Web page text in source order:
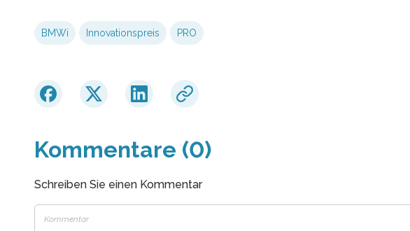
BMWi Innovationspreis PRO
Kommentare (0)
Schreiben Sie einen Kommentar